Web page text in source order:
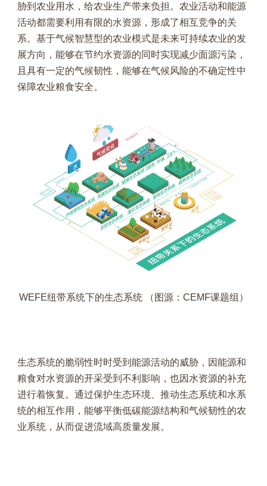
胁到农业用水，给农业生产带来负担。农业活动和能源
活动都需要利用有限的水资源，形成了相互竞争的关
系。基于气候智慧型的农业模式是未来可持续农业的发
展方向，能够在节约水资源的同时实现减少面源污染，
且具有一定的气候韧性，能够在气候风险的不确定性中
保障农业粮食安全。
WEFE纽带系统下的生态系统 （图源：CEMF课题组）
生态系统的脆弱性时时受到能源活动的威胁，因能源和
粮食对水资源的开采受到不利影响，也因水资源的补充
进行着恢复。通过保护生态环境、推动生态系统和水系
统的相互作用，能够平衡低碳能源结构和气候韧性的农
业系统，从而促进流域高质量发展。